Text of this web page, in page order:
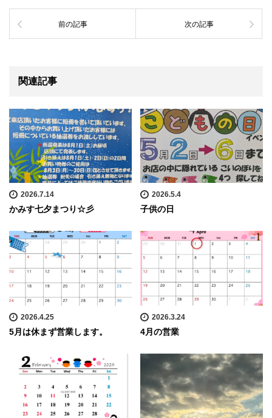
前の記事 次の記事
関連記事
2026.7.14
かみす七夕まつり☆彡
2026.5.4
子供の日
2026.4.25
5月は休まず営業します。
2026.3.24
4月の営業